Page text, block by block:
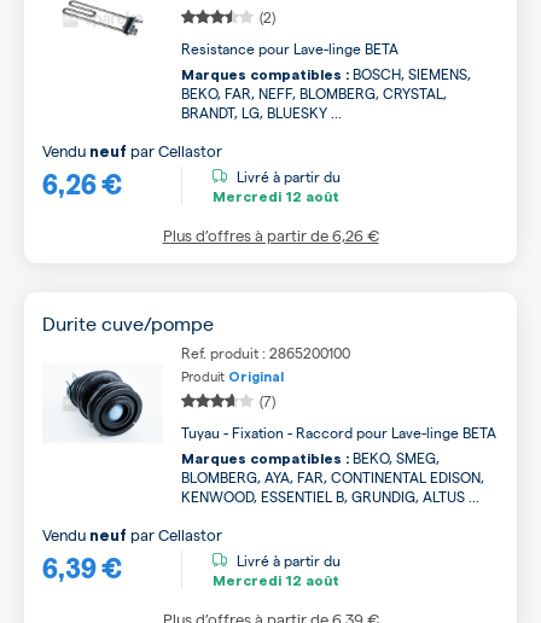
(2)
Resistance pour Lave-linge BETA
Marques compatibles : BOSCH, SIEMENS,
BEKO, FAR, NEFF, BLOMBERG, CRYSTAL,
BRANDT, LG, BLUESKY ...
6,26 €
Vendu neuf parCellastor
Livré à partir du
Mercredi 12 août
Plus d’offres à partir de6,26 €
Durite cuve/pompe
Ref. produit : 2865200100
Produit Original
(7)
Tuyau - Fixation - Raccord pour Lave-linge BETA
Marques compatibles : BEKO, SMEG,
BLOMBERG, AYA, FAR, CONTINENTAL EDISON,
KENWOOD, ESSENTIEL B, GRUNDIG, ALTUS ...
6,39 €
Vendu neuf parCellastor
Livré à partir du
Mercredi 12 août
Plus d’offres à partir de6,39 €